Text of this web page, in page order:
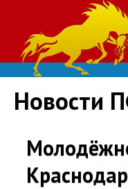
Новости
Краснодар